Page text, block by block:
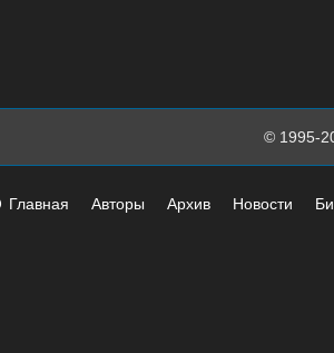
© 1995-
Главная Авторы Архив Новости